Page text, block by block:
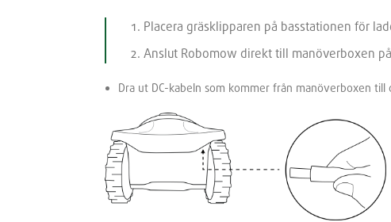
Placera gräsklipparen på basstationen för
Anslut Robomow direkt till manöverboxen
Dra ut DC-kabeln som kommer från manöverboxen